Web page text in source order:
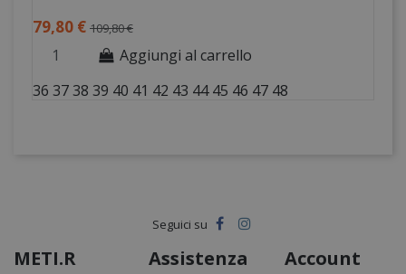
79,80 € 109,80 €
Aggiungi al carrello
36 3738 39 40 41 42 43 44 45 46 47 48
METI.R Assistenza Account